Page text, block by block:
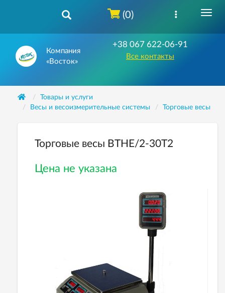
Компания
«Восток»
+38 067 622-06-91
Все контакты
(0)
Товары и услуги
Весы и весоизмерительные системы
Торговые весы
Торговые весы ВТНЕ/2-30Т2
Цена не указана